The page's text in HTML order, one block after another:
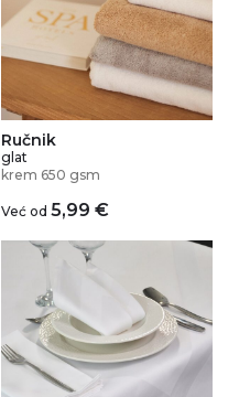
Ručnik
glat
krem 650 gsm
Već od 5,99 €